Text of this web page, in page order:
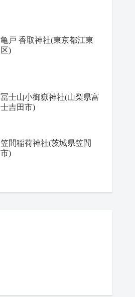
亀戸 香取神社(東京都江東
区)
冨士山小御嶽神社(山梨県富
士吉田市)
笠間稲荷神社(茨城県笠間
市)